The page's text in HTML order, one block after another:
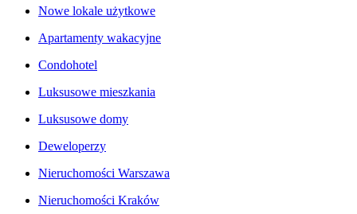
Nowe lokale użytkowe
Apartamenty wakacyjne
Condohotel
Luksusowe mieszkania
Luksusowe domy
Deweloperzy
Nieruchomości Warszawa
Nieruchomości Kraków